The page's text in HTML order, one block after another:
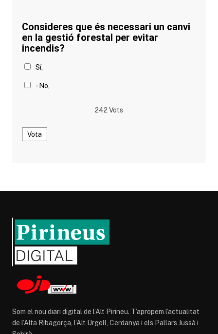
Consideres que és necessari un canvi
en la gestió forestal per evitar
incendis?
Sí,
- No,
242 Vots
Vota
Som el nou diari digital de l’Alt Pirineu. T’apropem l’actualitat
de l’Alta Ribagorça, l’Alt Urgell, Cerdanya i els Pallars Jussà i